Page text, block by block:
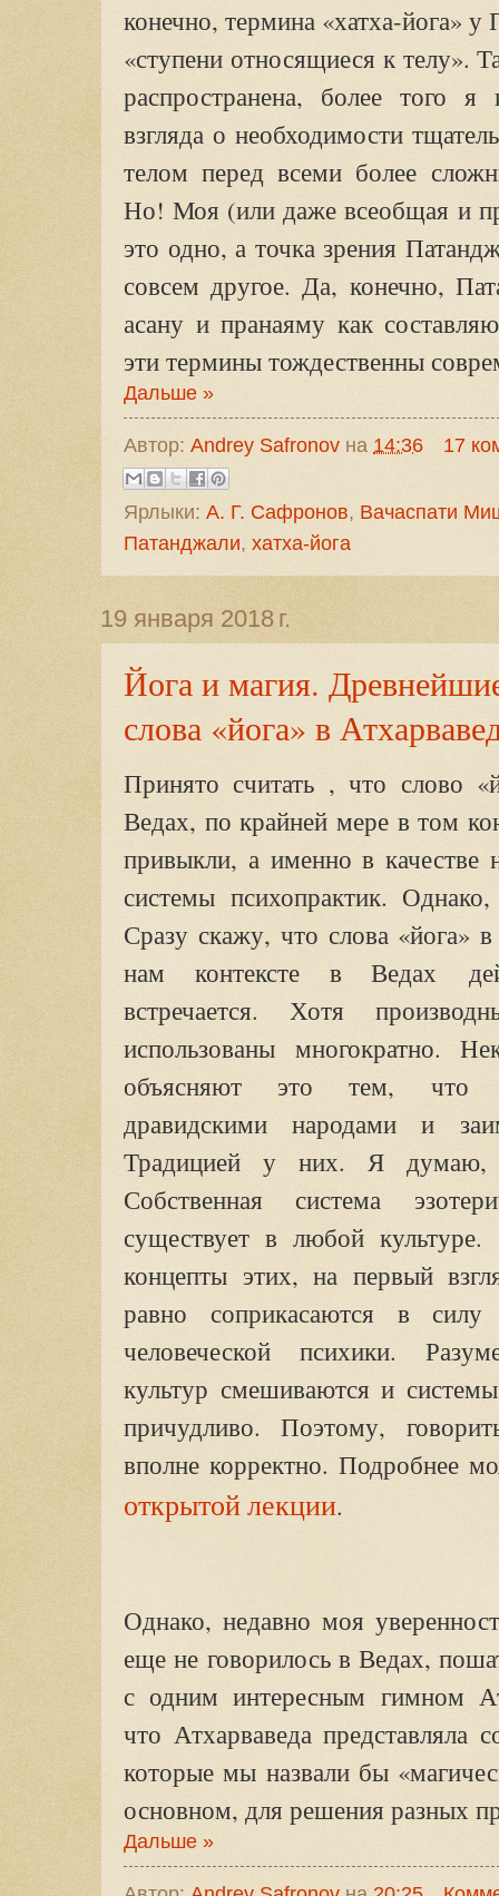
конечно, термина «хатха-йога» у
«ступени относящиеся к телу».
распространена, более того
взгляда о необходимости
телом перед всеми более
Но! Моя (или даже всеобщая и
это одно, а точка зрения
совсем другое. Да, конечно,
асану и пранаяму как
эти термины тождественны
Дальше »
Автор: Andrey Safronov на 14:36 17
Ярлыки: А. Г. Сафронов, Вачаспати
Патанджали, хатха-йога
19 января 2018 г.
Йога и магия.
слова «йога» в
Принято считать , что слово
Ведах, по крайней мере в том
привыкли, а именно в качестве
системы психопрактик.
Сразу скажу, что слова «йога»
нам контексте в Ведах
встречается. Хотя
использованы многократно.
объясняют это тем, что
дравидскими народами и
Традицией у них. Я думаю,
Собственная система
существует в любой
концепты этих, на первый
равно соприкасаются в
человеческой психики.
культур смешиваются и
причудливо. Поэтому,
вполне корректно. Подробнее
открытой лекции.
Однако, недавно моя
еще не говорилось в Ведах,
с одним интересным гимном
что Атхарваведа представляла
которые мы назвали бы
основном, для решения разных
Дальше »